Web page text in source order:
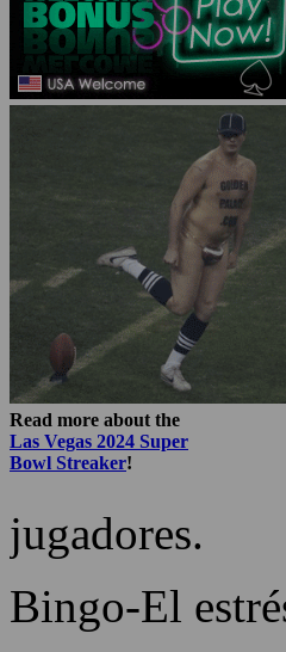
Read more about the
Las Vegas 2024 Super
Bowl Streaker!
jugadores.
Bingo-El